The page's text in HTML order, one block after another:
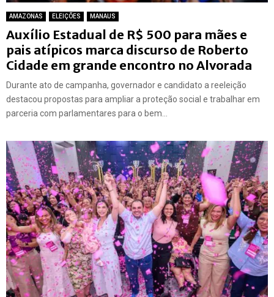
AMAZONAS ELEIÇÕES MANAUS
Auxílio Estadual de R$ 500 para mães e
pais atípicos marca discurso de Roberto
Cidade em grande encontro no Alvorada
Durante ato de campanha, governador e candidato a reeleição
destacou propostas para ampliar a proteção social e trabalhar em
parceria com parlamentares para o bem...